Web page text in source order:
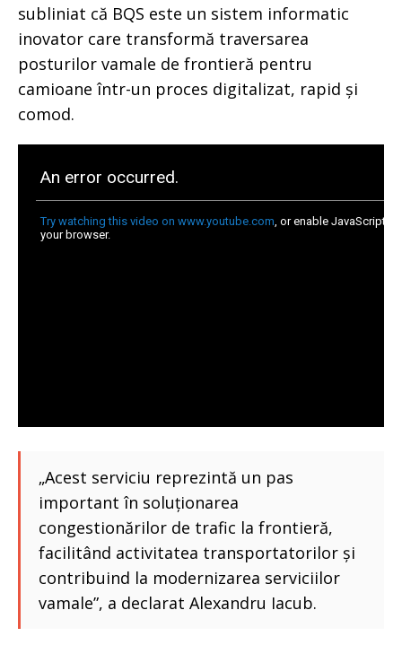
subliniat că BQS este un sistem informatic
inovator care transformă traversarea
posturilor vamale de frontieră pentru
camioane într-un proces digitalizat, rapid și
comod.
„Acest serviciu reprezintă un pas
important în soluționarea
congestionărilor de trafic la frontieră,
facilitând activitatea transportatorilor și
contribuind la modernizarea serviciilor
vamale”, a declarat Alexandru Iacub.